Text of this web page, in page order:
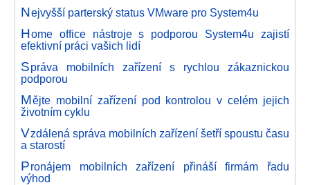
Nejvyšší parterský status VMware pro System4u
Home office nástroje s podporou System4u zajistí
efektivní práci vašich lidí
Správa mobilních zařízení s rychlou zákaznickou
podporou
Mějte mobilní zařízení pod kontrolou v celém jejich
životním cyklu
Vzdálená správa mobilních zařízení šetří spoustu času
a starostí
Pronájem mobilních zařízení přináší firmám řadu
výhod